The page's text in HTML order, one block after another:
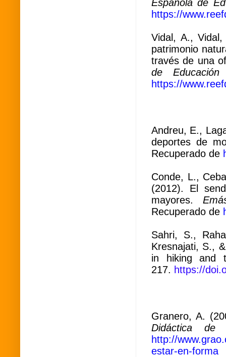
Española de
https://
Vidal, A.,
patrimonio
través de una
de
https://
Andreu, E.,
deportes de
Recuperado de
Conde, L.,
(2012). El
mayores.
Recuperado de
Sahri, S.,
Kresnajati, S.,
in hiking and
217. https://
Granero, A.
Didáctica de
http://
estar-en-forma